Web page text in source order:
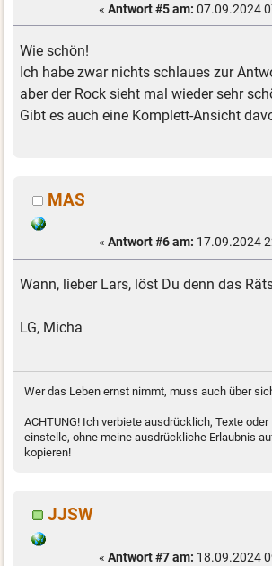
« Antwort #5 am: 07.09.2024
Wie schön!
Ich habe zwar nichts schlaues zur
aber der Rock sieht mal wieder sehr
Gibt es auch eine Komplett-Ansicht
MAS
« Antwort #6 am: 17.09.2024
Wann, lieber Lars, löst Du denn das
LG, Micha
Wer das Leben ernst nimmt, muss auch über
ACHTUNG! Ich verbiete ausdrücklich, Texte oder
einstelle, ohne meine ausdrückliche Erlaubnis
kopieren!
JJSW
« Antwort #7 am: 18.09.2024